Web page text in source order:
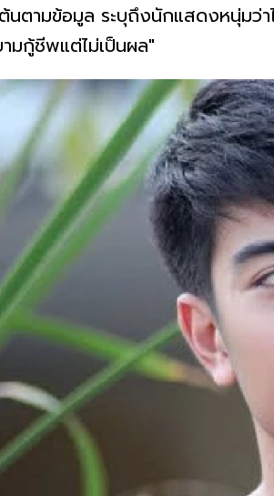
นตามข้อมูล ระบุถึงนักแสดงหนุ่มว่
มกู้ชีพแต่ไม่เป็นผล"